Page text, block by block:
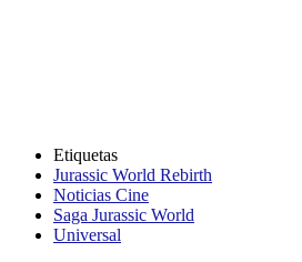
Etiquetas
Jurassic World Rebirth
Noticias Cine
Saga Jurassic World
Universal